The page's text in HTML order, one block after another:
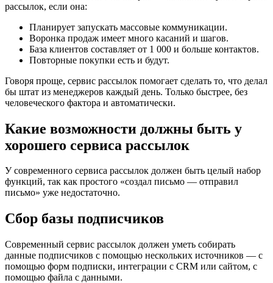
рассылок, если она:
Планирует запускать массовые коммуникации.
Воронка продаж имеет много касаний и шагов.
База клиентов составляет от 1 000 и больше контактов.
Повторные покупки есть и будут.
Говоря проще, сервис рассылок помогает сделать то, что делал
бы штат из менеджеров каждый день. Только быстрее, без
человеческого фактора и автоматически.
Какие возможности должны быть у
хорошего сервиса рассылок
У современного сервиса рассылок должен быть целый набор
функций, так как простого «создал письмо — отправил
письмо» уже недостаточно.
Сбор базы подписчиков
Современный сервис рассылок должен уметь собирать
данные подписчиков с помощью нескольких источников — с
помощью форм подписки, интеграции с CRM или сайтом, с
помощью файла с данными.